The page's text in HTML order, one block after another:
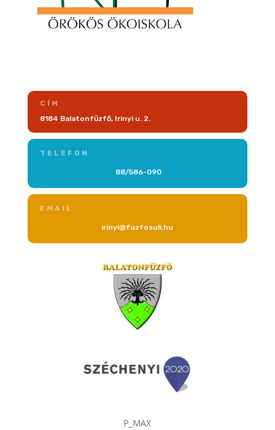
CÍM
8184 Balatonfűzfő, Irinyi u. 2.
TELEFON
88/586-090
EMAIL
irinyi@fuzfosuli.hu
P_MAX